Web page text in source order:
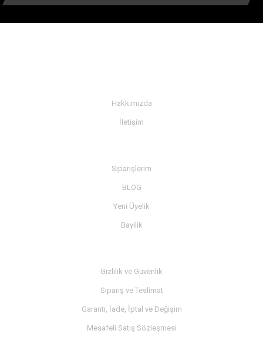
Hakkımızda
İletişim
Siparişlerim
BLOG
Yeni Üyelik
Bayilik
Gizlilik ve Güvenlik
Sipariş ve Teslimat
Garanti, İade, İptal ve Değişim
Mesafeli Satış Sözleşmesi